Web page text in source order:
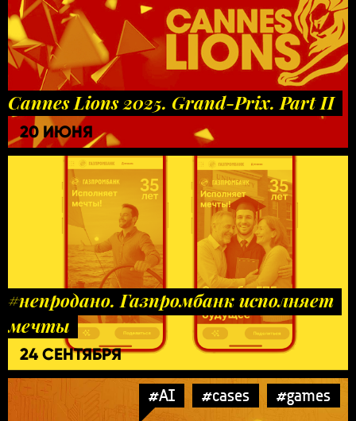
Cannes Lions 2025. Grand-Prix. Part II
20 ИЮНЯ
#непродано. Газпромбанк исполняет
мечты
24 СЕНТЯБРЯ
#AI #cases #games